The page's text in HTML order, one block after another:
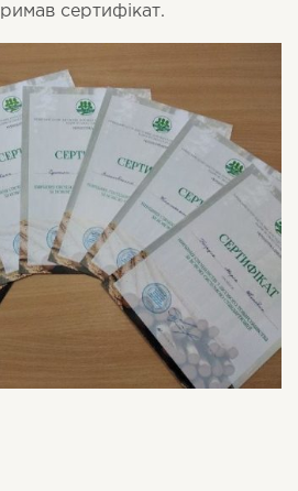
сертифікат.